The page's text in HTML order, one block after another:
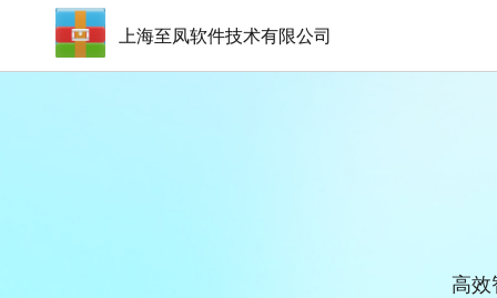
上海至凤软件技术有限公司
高